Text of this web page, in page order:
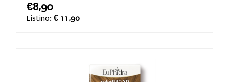
€8,90
Listino: € 11,90